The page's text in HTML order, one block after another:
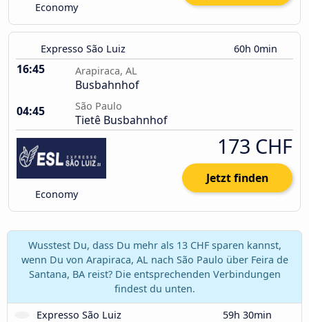
Economy
Expresso São Luiz 60h 0min
16:45 Arapiraca, AL
Busbahnhof
04:45
São Paulo
Tietê Busbahnhof
Economy
173 CHF
Jetzt finden
Wusstest Du, dass Du mehr als 13 CHF sparen kannst,
wenn Du von Arapiraca, AL nach São Paulo über Feira de
Santana, BA reist? Die entsprechenden Verbindungen
findest du unten.
Expresso São Luiz
59h 30min